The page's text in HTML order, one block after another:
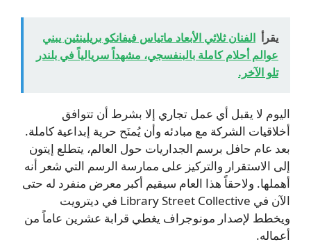
يقرأ الفنان ثلاثي الأبعاد ماتياس فيفانكو بريلينثين يبني
عوالم أحلام كاملة بالبنفسجي، مشهداً سريالياً في بلندر
تلو الآخر.
اليوم لا يقبل أي عمل تجاري إلا بشرط أن تتوافق
أخلاقيات الشركة مع مبادئه وأن يُمنَح حرية إبداعية كاملة.
بعد عام حافل برسم الجداريات حول العالم، يتطلع إيتون
إلى الاستقرار والتركيز على ممارسة الرسم التي شعر أنه
أهملها. ولاحقاً هذا العام سيقيم أكبر معرض منفرد له حتى
الآن في Library Street Collective في ديترويت
ويخطط لإصدار مونوجراف يغطي قرابة عشرين عاماً من
أعماله.